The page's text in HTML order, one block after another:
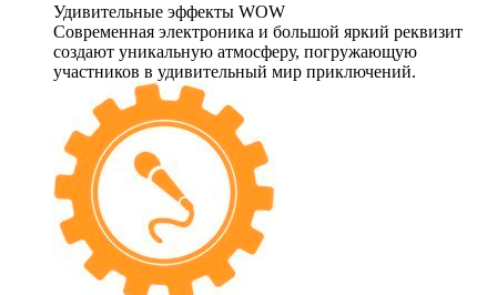
Удивительные эффекты WOW
Современная электроника и большой яркий реквизит
создают уникальную атмосферу, погружающую
участников в удивительный мир приключений.